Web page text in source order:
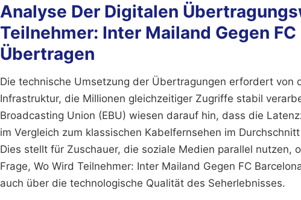
Analyse Der Digitalen
Teilnehmer: Inter Mailand Gegen FC
Übertragen
Die technische Umsetzung der Übertragungen erfordert von
Infrastruktur, die Millionen gleichzeitiger Zugriffe stabil
Broadcasting Union (EBU) wiesen darauf hin, dass die
im Vergleich zum klassischen Kabelfernsehen im
Dies stellt für Zuschauer, die soziale Medien parallel nutzen,
Frage, Wo Wird Teilnehmer: Inter Mailand Gegen FC
auch über die technologische Qualität des Seherlebnisses.